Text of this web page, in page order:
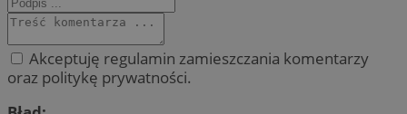
Akceptuję regulamin zamieszczania komentarzy
oraz politykę prywatności.